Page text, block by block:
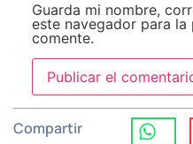
Guarda mi nombre,
este navegador para
comente.
Compartir